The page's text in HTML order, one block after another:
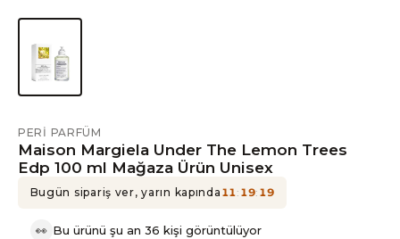
PERI PARFÜM
Maison Margiela Under The Lemon Trees
Edp 100 ml Mağaza Ürün Unisex
Bugün sipariş ver, yarın kapında 11: 19: 19
👀 Bu ürünü şu an 36 kişi görüntülüyor